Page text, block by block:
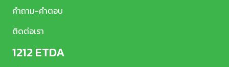
คำถาม-คำตอบ
ติดต่อเรา
1212 ETDA